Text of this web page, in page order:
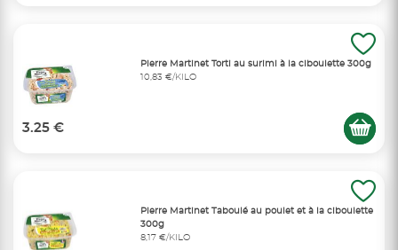
Pierre Martinet Torti au surimi à la ciboulette 300g
10,83 €/KILO
3.25 €
Pierre Martinet Taboulé au poulet et à la ciboulette
300g
8,17 €/KILO